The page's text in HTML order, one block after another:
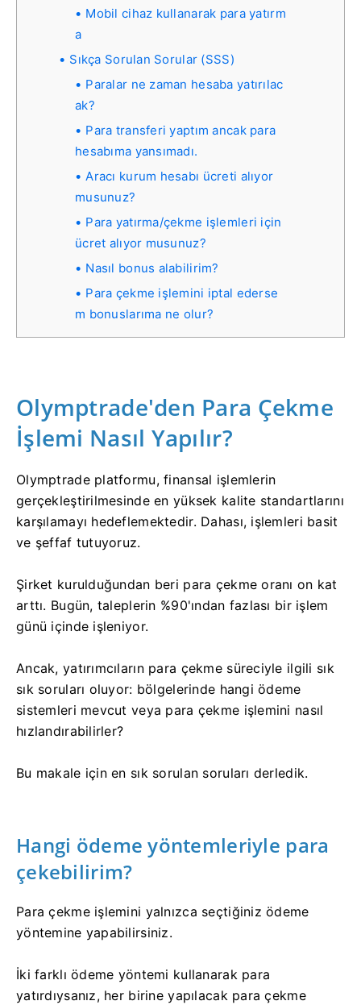
Mobil cihaz kullanarak para yatırm
a
Sıkça Sorulan Sorular (SSS)
Paralar ne zaman hesaba yatırılac
ak?
Para transferi yaptım ancak para
hesabıma yansımadı.
Aracı kurum hesabı ücreti alıyor
musunuz?
Para yatırma/çekme işlemleri için
ücret alıyor musunuz?
Nasıl bonus alabilirim?
Para çekme işlemini iptal ederse
m bonuslarıma ne olur?
Olymptrade'den Para Çekme
İşlemi Nasıl Yapılır?
Olymptrade platformu, finansal işlemlerin
gerçekleştirilmesinde en yüksek kalite standartlarını
karşılamayı hedeflemektedir. Dahası, işlemleri basit
ve şeffaf tutuyoruz.
Şirket kurulduğundan beri para çekme oranı on kat
arttı. Bugün, taleplerin %90'ından fazlası bir işlem
günü içinde işleniyor.
Ancak, yatırımcıların para çekme süreciyle ilgili sık
sık soruları oluyor: bölgelerinde hangi ödeme
sistemleri mevcut veya para çekme işlemini nasıl
hızlandırabilirler?
Bu makale için en sık sorulan soruları derledik.
Hangi ödeme yöntemleriyle para
çekebilirim?
Para çekme işlemini yalnızca seçtiğiniz ödeme
yöntemine yapabilirsiniz.
İki farklı ödeme yöntemi kullanarak para
yatırdıysanız, her birine yapılacak para çekme